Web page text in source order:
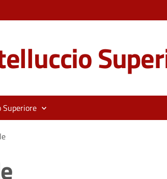
Superiore